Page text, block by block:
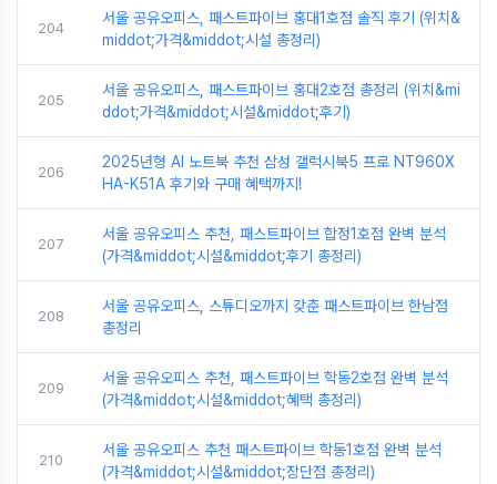
204
서울 공유오피스, 패스트파이브 홍대1호점 솔직 후기 (위치&
middot;가격&middot;시설 총정리)
205
서울 공유오피스, 패스트파이브 홍대2호점 총정리 (위치&mi
ddot;가격&middot;시설&middot;후기)
206
2025년형 AI 노트북 추천 삼성 갤럭시북5 프로 NT960X
HA-K51A 후기와 구매 혜택까지!
207
서울 공유오피스 추천, 패스트파이브 합정1호점 완벽 분석
(가격&middot;시설&middot;후기 총정리)
208
서울 공유오피스, 스튜디오까지 갖춘 패스트파이브 한남점
총정리
209
서울 공유오피스 추천, 패스트파이브 학동2호점 완벽 분석
(가격&middot;시설&middot;혜택 총정리)
210
서울 공유오피스 추천 패스트파이브 학동1호점 완벽 분석
(가격&middot;시설&middot;장단점 총정리)